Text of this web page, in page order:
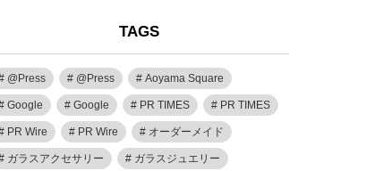
TAGS
@Press @Press Aoyama Square
Google Google PR TIMES PR TIMES
PR Wire PR Wire オーダーメイド
ガラスアクセサリー ガラスジュエリー